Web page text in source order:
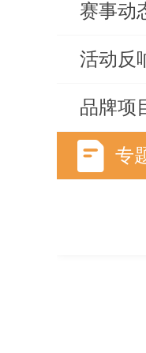
赛事动
活动反
品牌项
专